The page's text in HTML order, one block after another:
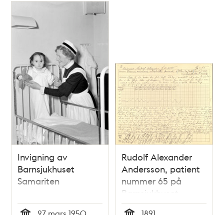
Invigning av
Barnsjukhuset
Samariten
Rudolf Alexander
Andersson, patient
nummer 65 på
Barnsjukhuset
Samariten 1891